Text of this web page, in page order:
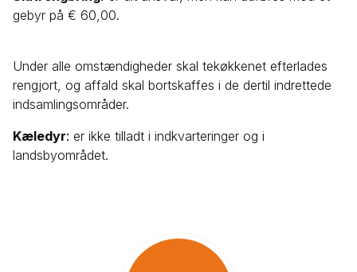
gebyr på € 60,00.
Under alle omstændigheder skal tekøkkenet efterlades
rengjort, og affald skal bortskaffes i de dertil indrettede
indsamlingsområder.
Kæledyr: er ikke tilladt i indkvarteringer og i
landsbyområdet.